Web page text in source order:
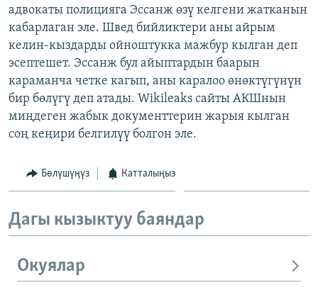
ЭЖЕ-СИҢДИЛЕР
ЫҢГАЙСЫЗ СУРООЛОР
ОНЛАЙН ШЕРИНЕ
ЭЕ/АРнун бардык сайттары
адвокаты полицияга Эссанж өзү келгени жатканын
кабарлаган эле. Швед бийликтери аны айрым
келин-кыздарды ойноштукка мажбур кылган деп
эсептешет. Эссанж бул айыптардын баарын
караманча четке кагып, аны каралоо өнөктүгүнүн
бир бөлүгү деп атады. Wikileaks сайты АКШнын
миңдеген жабык документтерин жарыя кылган
соң кеңири белгилүү болгон эле.
Бөлүшүңүз Катталыңыз
Дагы кызыктуу баяндар
Окуялар